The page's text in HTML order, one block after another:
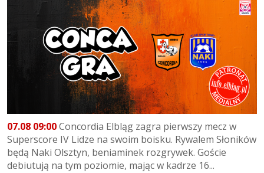
07.08 09:00Concordia Elbląg zagra pierwszy mecz w
Superscore IV Lidze na swoim boisku. Rywalem Słoników
będą Naki Olsztyn, beniaminek rozgrywek. Goście
debiutują na tym poziomie, mając w kadrze 16...